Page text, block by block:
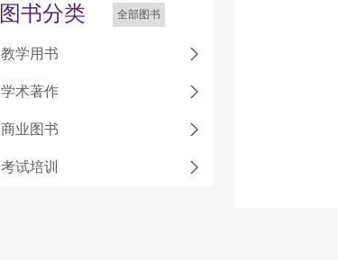
图书分类 全部图书
教学用书
学术著作
商业图书
考试培训